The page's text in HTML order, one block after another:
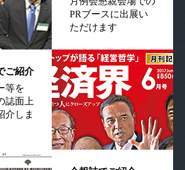
PRブースに出展い
ただけます
ご紹介
等を
誌面上
介しま